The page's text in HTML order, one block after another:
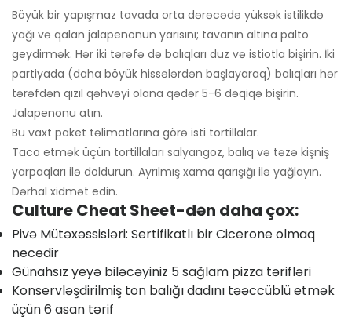
Böyük bir yapışmaz tavada orta dərəcədə yüksək istilikdə
yağı və qalan jalapenonun yarısını; tavanın altına palto
geydirmək. Hər iki tərəfə də balıqları duz və istiotla bişirin. İki
partiyada (daha böyük hissələrdən başlayaraq) balıqları hər
tərəfdən qızıl qəhvəyi olana qədər 5-6 dəqiqə bişirin.
Jalapenonu atın.
Bu vaxt paket təlimatlarına görə isti tortillalar.
Taco etmək üçün tortillaları salyangoz, balıq və təzə kişniş
yarpaqları ilə doldurun. Ayrılmış xama qarışığı ilə yağlayın.
Dərhal xidmət edin.
Culture Cheat Sheet-dən daha çox:
Pivə Mütəxəssisləri: Sertifikatlı bir Cicerone olmaq
necədir
Günahsız yeyə biləcəyiniz 5 sağlam pizza tərifləri
Konservləşdirilmiş ton balığı dadını təəccüblü etmək
üçün 6 asan tərif